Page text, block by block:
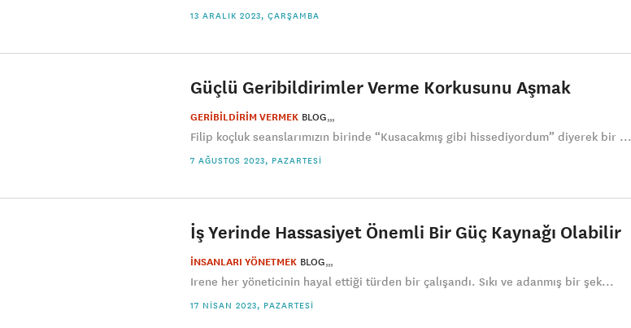
13 ARALIK 2023, ÇARŞAMBA
Güçlü Geribildirimler Verme Korkusunu Aşmak
GERİBİLDİRİM VERMEK BLOG
Filip koçluk seanslarımızın birinde “Kusacakmış gibi hissediyordum” diyerek bir ...
7 AĞUSTOS 2023, PAZARTESI
İş Yerinde Hassasiyet Önemli Bir Güç Kaynağı Olabilir
İNSANLARI YÖNETMEK BLOG
Irene her yöneticinin hayal ettiği türden bir çalışandı. Sıkı ve adanmış bir şek...
17 NISAN 2023, PAZARTESI